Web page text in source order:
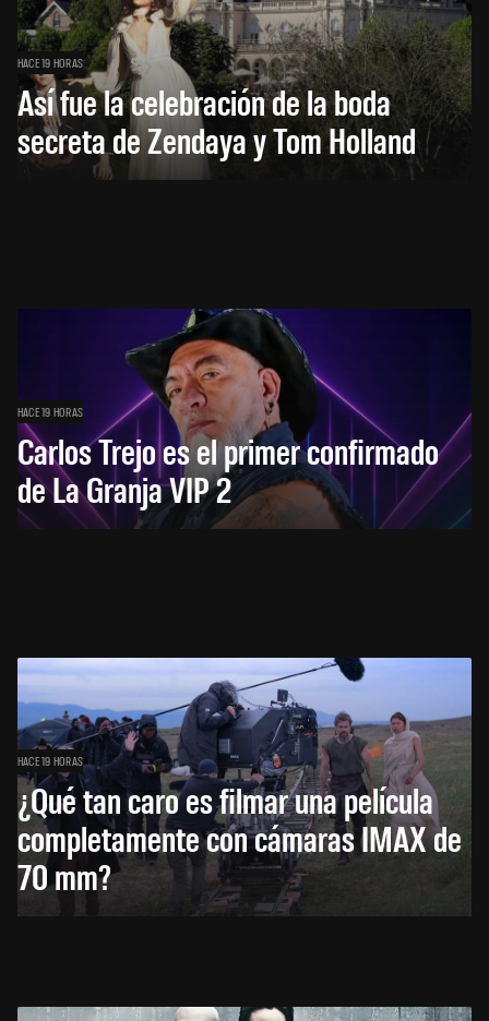
HACE 19 HORAS
Así fue la celebración de la boda
secreta de Zendaya y Tom Holland
HACE 19 HORAS
Carlos Trejo es el primer confirmado
de La Granja VIP 2
HACE 19 HORAS
¿Qué tan caro es filmar una película
completamente con cámaras IMAX de
70 mm?